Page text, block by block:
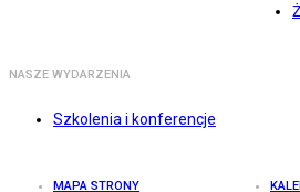
NASZE WYDARZENIA
Szkolenia i konferencje
MAPA STRONY